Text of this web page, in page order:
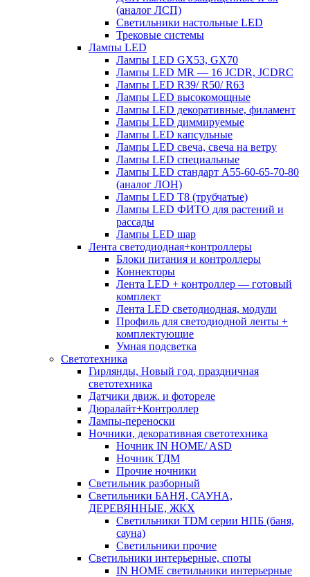
(аналог ЛСП)
Светильники настольные LED
Трековые системы
Лампы LED
Лампы LED GX53, GX70
Лампы LED MR — 16 JCDR, JCDRC
Лампы LED R39/ R50/ R63
Лампы LED высокомощные
Лампы LED декоративные, филамент
Лампы LED диммируемые
Лампы LED капсульные
Лампы LED свеча, свеча на ветру
Лампы LED специальные
Лампы LED стандарт А55-60-65-70-80
(аналог ЛОН)
Лампы LED Т8 (трубчатые)
Лампы LED ФИТО для растений и
рассады
Лампы LED шар
Лента светодиодная+контроллеры
Блоки питания и контроллеры
Коннекторы
Лента LED + контроллер — готовый
комплект
Лента LED светодиодная, модули
Профиль для светодиодной ленты +
комплектующие
Умная подсветка
Светотехника
Гирлянды, Новый год, праздничная
светотехника
Датчики движ. и фотореле
Дюралайт+Контроллер
Лампы-переноски
Ночники, декоративная светотехника
Ночник IN HOME/ ASD
Ночник ТДМ
Прочие ночники
Светильник разборный
Светильники БАНЯ, САУНА,
ДЕРЕВЯННЫЕ, ЖКХ
Светильники TDM серии НПБ (баня,
сауна)
Светильники прочие
Светильники интерьерные, споты
IN HOME светильники интерьерные